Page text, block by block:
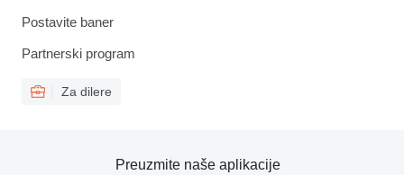
Postavite baner
Partnerski program
Za dilere
Preuzmite naše aplikacije